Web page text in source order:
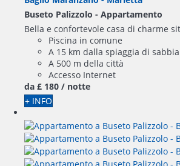
Buseto Palizzolo - Appartamento
Bella e confortevole casa di charme
Piscina in comune
A 15 km dalla spiaggia di sabbia
A 500 m della città
Accesso Internet
da £ 180 / notte
+ INFO